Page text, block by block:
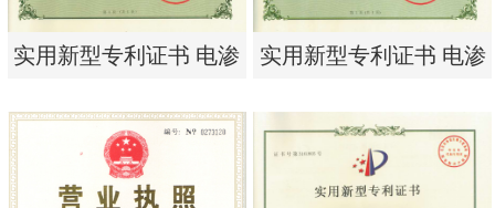
实用新型专利证书 电渗
实用新型专利证书 电渗